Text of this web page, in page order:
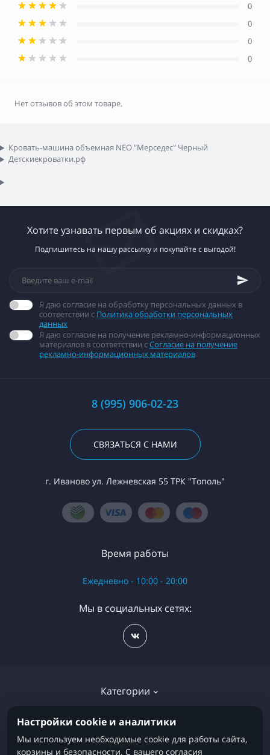
0
0
0
0
Нет отзывов об этом товаре.
Кровать-машина объемная NEO "Мерседес" Черный
Детскиекроватки.рф
Хотите узнавать первым об акциях и скидках?
Подпишитесь на нашу рассылку и покупайте с выгодой!
Я даю согласие на обработку персональных данных в
соответствии с Политика обработки персональных
данных
Я даю согласие на получение рекламно-информационных
материалов в соответствии сСогласие на получение
рекламно-информационных материалов
8 (995) 906-02-23
СВЯЗАТЬСЯ С НАМИ
г. Иваново ул. Лежневская 55 ТРК "Тополь"
Категории
Детские кровати
Информация
Время работы
Ежедневно - 10:00 - 20:00
Мы в социальных сетях:
Настройки cookie и аналитики
Мы используем необходимые cookie для работы сайта,
корзины и безопасности. С вашего согласия